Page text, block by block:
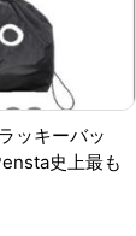
ッキーバッ
史上最も